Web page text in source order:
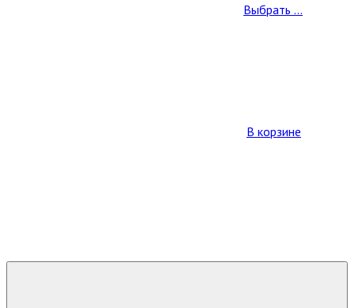
Выбрать ...
В корзине